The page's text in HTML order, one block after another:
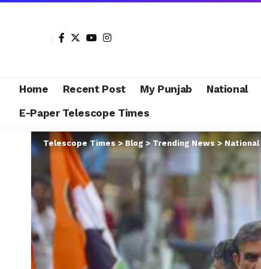
Home Recent Post My Punjab National
E-Paper Telescope Times
Telescope Times>Blog >Trending News > National